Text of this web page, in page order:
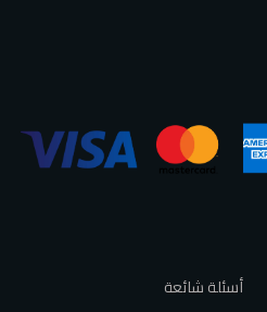
أسئلة شائعة